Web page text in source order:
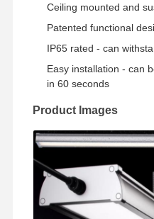
Luce lineare della baia del
Luce della baia del UFO
Luce di inondazione a
Luce dello stadio a LED
Luce a strisce lineare a
Luce del pannello a LED
Luce stradale a LED
Ceiling mounted and
Patented functional
IP65 rated - can
Easy installation - can
in 60 seconds
Product Images